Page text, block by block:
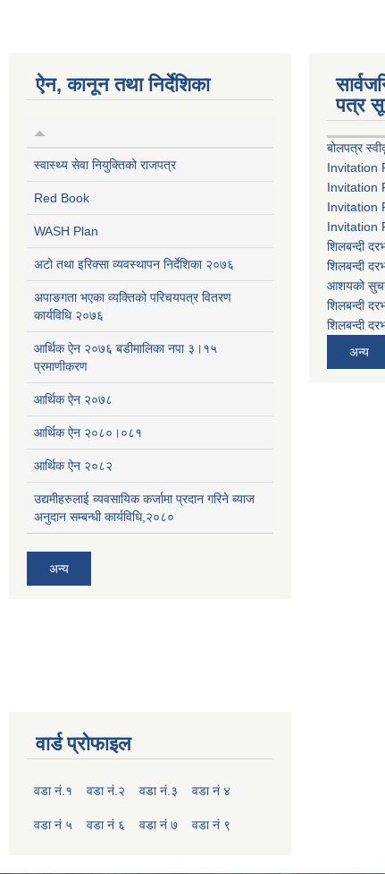
ऐन, कानून तथा निर्देशिका
स्वास्थ्य सेवा नियुक्तिको राजपत्र
Red Book
WASH Plan
अटो तथा इरिक्सा व्यवस्थापन निर्देशिका २०७६
अपाङगता भएका व्यक्तिको परिचयपत्र वितरण
कार्यविधि २०७६
आर्थिक ऐन २०७६ बडीमालिका नपा ३।१५
प्रमाणीकरण
आर्थिक ऐन २०७८
आर्थिक ऐन २०८०।०८१
आर्थिक ऐन २०८२
उद्यमीहरुलाई व्यवसायिक कर्जामा प्रदान गरिने ब्याज
अनुदान सम्बन्धी कार्यविधि,२०८०
अन्य
पत्र
बोलपत्र
Invitation
Invitation
Invitation
Invitation
शिलबन्दी
शिलबन्दी
आशयको
शिलबन्दी
शिलबन्दी
अन्य
वार्ड प्रोफाइल
वडा नं.१ वडा नं.२ वडा नं.३ वडा नं ४
वडा नं ५ वडा नं ६ वडा नं ७ वडा नं ९